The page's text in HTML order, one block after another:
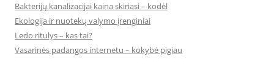
Bakterijų kanalizacijai kaina skiriasi – kodėl
Ekologija ir nuotekų valymo įrenginiai
Ledo ritulys – kas tai?
Vasarinės padangos internetu – kokybė pigiau